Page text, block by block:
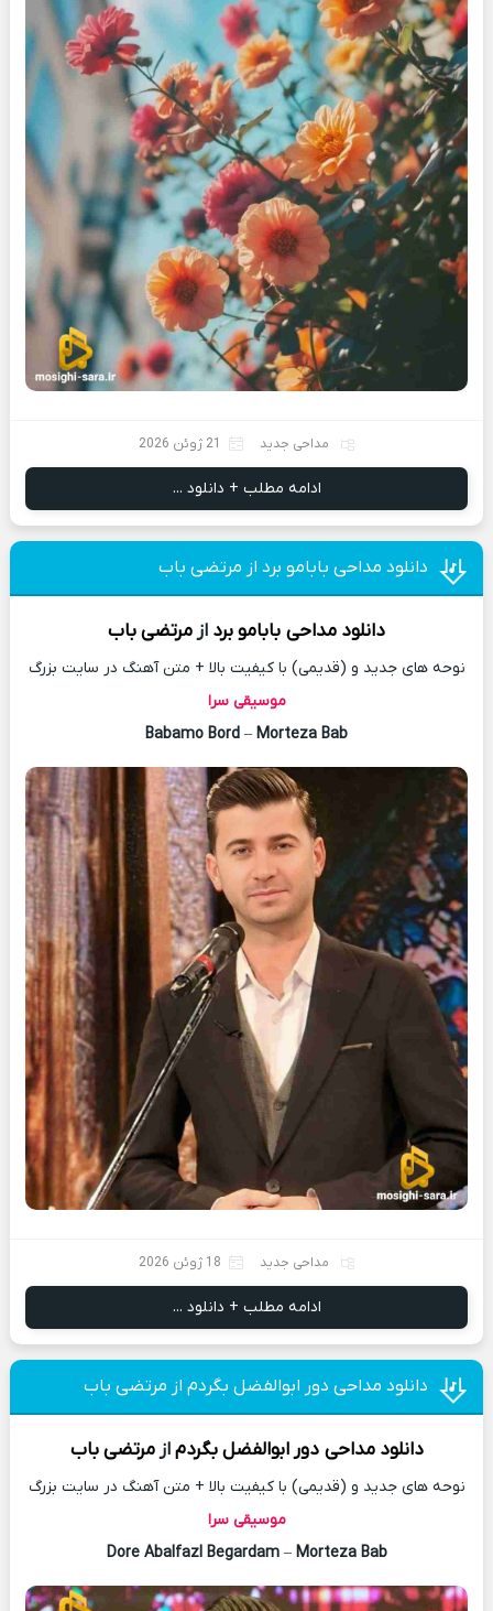
مداحی جدید 21 ژوئن 2026
ادامه مطلب + دانلود ...
دانلود مداحی بابامو برد از مرتضی باب
دانلود مداحی بابامو برد ازمرتضی باب
نوحه های جدید و (قدیمی) با کیفیت بالا + متن آهنگ در سایت بزرگ
موسیقی سرا
Babamo Bord – Morteza Bab
مداحی جدید 18 ژوئن 2026
ادامه مطلب + دانلود ...
دانلود مداحی دور ابوالفضل بگردم از مرتضی باب
دانلود مداحی دور ابوالفضل بگردم ازمرتضی باب
نوحه های جدید و (قدیمی) با کیفیت بالا + متن آهنگ در سایت بزرگ
موسیقی سرا
Dore Abalfazl Begardam– Morteza Bab